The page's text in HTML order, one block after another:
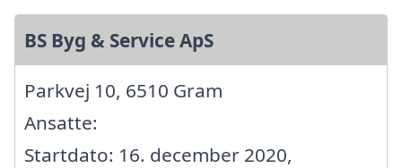
BS Byg & Service ApS
Parkvej 10, 6510 Gram
Ansatte:
Startdato: 16. december 2020,